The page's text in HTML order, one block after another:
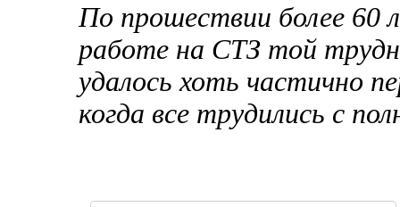
По прошествии более 60
работе на СТЗ той
удалось хоть частично
когда все трудились с